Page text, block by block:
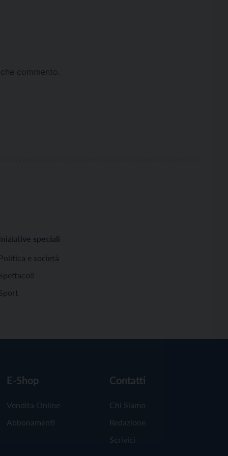
commento.
Iniziative speciali
Politica e società
E-Shop
Vendita Online
Abbonamenti
Contatti
Chi Siamo
Redazione
Scrivici